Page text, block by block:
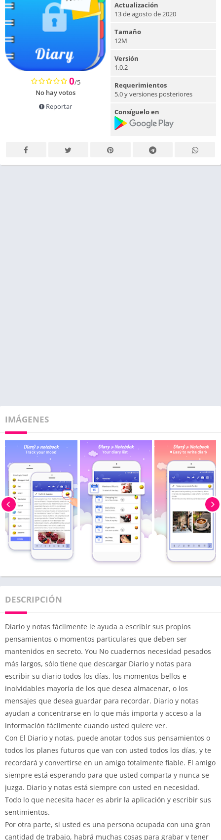
0/5
No hay votos
Reportar
Actualización
13 de agosto de 2020
Tamaño
12M
Versión
1.0.2
Requerimientos
5.0 y versiones posteriores
Consíguelo en
IMÁGENES
DESCRIPCIÓN
Diario y notas fácilmente le ayuda a escribir sus propios
pensamientos o momentos particulares que deben ser
mantenidos en secreto. You No cuadernos necesidad pesados ​​
más largos, sólo tiene que descargar Diario y notas para
escribir su diario todos los días, los momentos bellos e
inolvidables mayoría de los que desea almacenar, o los
mensajes que desea guardar para recordar. Diario y notas
ayudan a concentrarse en lo que más importa y acceso a la
información fácilmente cuando usted quiere ver.
Con El Diario y notas, puede anotar todos sus pensamientos o
todos los planes futuros que van con usted todos los días, y te
recordará y convertirse en un amigo totalmente fiable. El amigo
siempre está esperando para que usted comparta y nunca se
juzga. Diario y notas está siempre con usted en necesidad.
Todo lo que necesita hacer es abrir la aplicación y escribir sus
sentimientos.
Por otra parte, si usted es una persona ocupada con una gran
cantidad de trabajo, habrá muchas cosas para grabar y tener